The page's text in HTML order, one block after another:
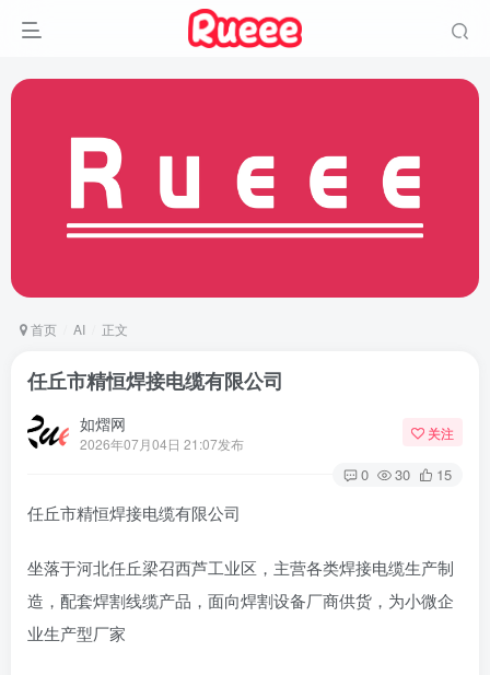
首页 AI 正文
任丘市精恒焊接电缆有限公司
如熠网
2026年07月04日 21:07发布
关注
0 30 15
任丘市精恒焊接电缆有限公司
坐落于河北任丘梁召西芦工业区，主营各类焊接电缆生产制
造，配套焊割线缆产品，面向焊割设备厂商供货，为小微企
业生产型厂家